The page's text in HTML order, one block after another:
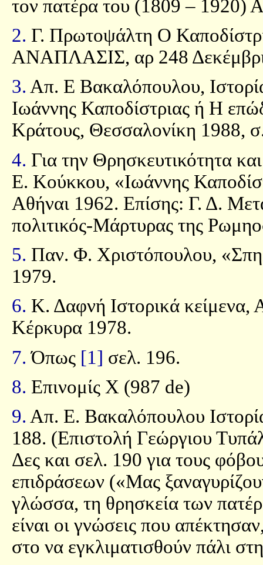
τον πατέρα του (1809 – 1920)
2. Γ. Πρωτοψάλτη Ο
ΑΝΑΠΛΑΣΙΣ, αρ 248
3. Απ. Ε Βακαλόπουλου,
Ιωάννης Καποδίστριας ή Η
Κράτους, Θεσσαλονίκη 1988,
4. Για την Θρησκευτικότητα
Ε. Κούκκου, «Ιωάννης
Αθήναι 1962. Επίσης: Γ. Δ.
πολιτικός-Μάρτυρας της
5. Παν. Φ. Χριστόπουλου,
1979.
6. Κ. Δαφνή Ιστορικά κείμενα,
Κέρκυρα 1978.
7. Όπως [1] σελ. 196.
8. Επινομίς Χ (987 de)
9. Απ. Ε. Βακαλόπουλου
188. (Επιστολή Γεώργιου
Δες και σελ. 190 για τους
επιδράσεων («Μας
γλώσσα, τη θρησκεία των
είναι οι γνώσεις που
στο να εγκλιματισθούν πάλι